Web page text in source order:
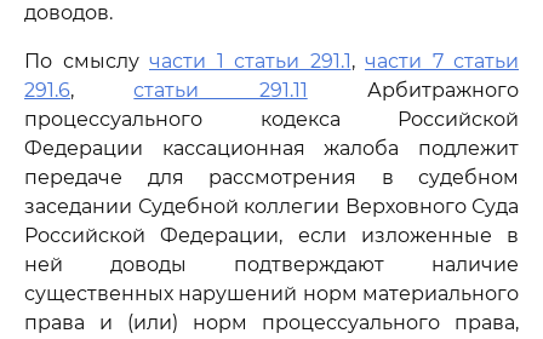
доводов.
По смыслу части 1 статьи 291.1, части 7 статьи
291.6,статьи 291.11 Арбитражного
процессуального кодекса Российской
Федерации кассационная жалоба подлежит
передаче для рассмотрения в судебном
заседании Судебной коллегии Верховного Суда
Российской Федерации, если изложенные в
ней доводы подтверждают наличие
существенных нарушений норм материального
права и (или) норм процессуального права,